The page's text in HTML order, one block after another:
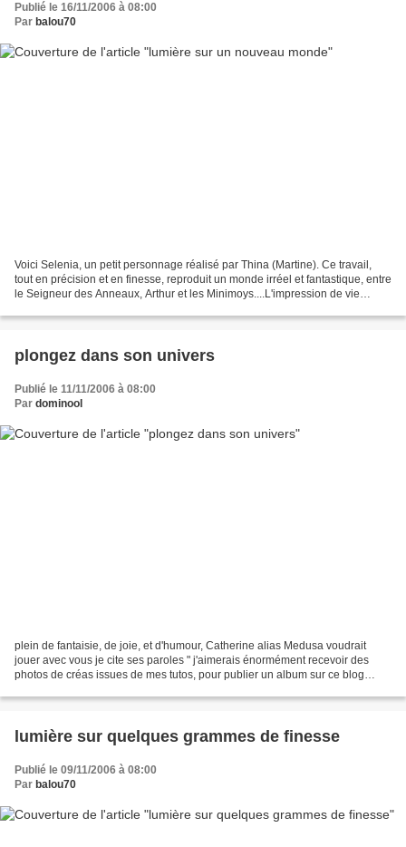
Publié le 16/11/2006 à 08:00
Par balou70
Voici Selenia, un petit personnage réalisé par Thina (Martine). Ce travail,
tout en précision et en finesse, reproduit un monde irréel et fantastique, entre
le Seigneur des Anneaux, Arthur et les Minimoys....L'impression de vie
plongez dans son univers
Publié le 11/11/2006 à 08:00
Par dominool
plein de fantaisie, de joie, et d'humour, Catherine alias Medusa voudrait
jouer avec vous je cite ses paroles " j'aimerais énormément recevoir des
photos de créas issues de mes tutos, pour publier un album sur ce blog
lumière sur quelques grammes de finesse
Publié le 09/11/2006 à 08:00
Par balou70